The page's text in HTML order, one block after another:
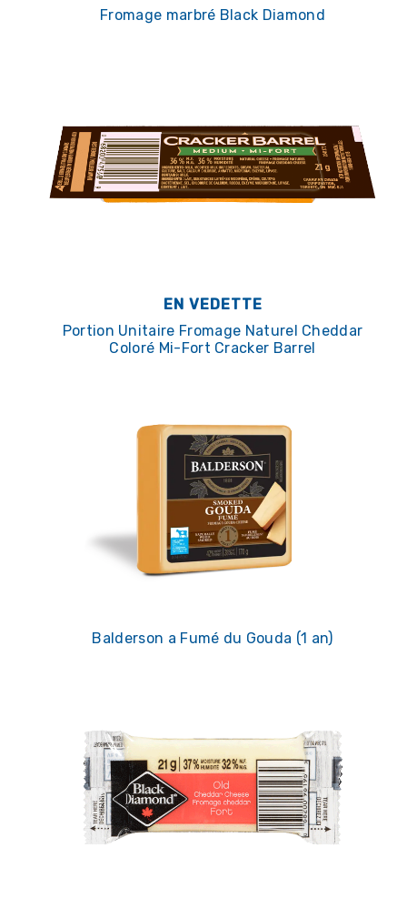
Fromage marbré Black Diamond
EN VEDETTE
Portion Unitaire Fromage Naturel Cheddar
Coloré Mi-Fort Cracker Barrel
Balderson a Fumé du Gouda (1 an)